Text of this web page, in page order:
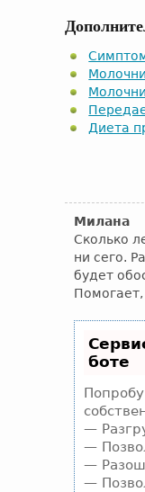
Диета
Милана
Сколько
ни сего.
будет
боте
—
—
—
—